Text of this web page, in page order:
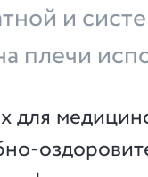
и
плечи
для